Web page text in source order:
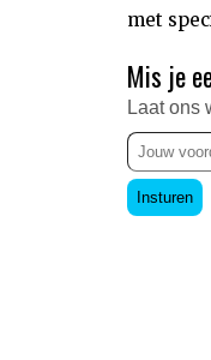
met
Mis je
Laat ons
Insturen